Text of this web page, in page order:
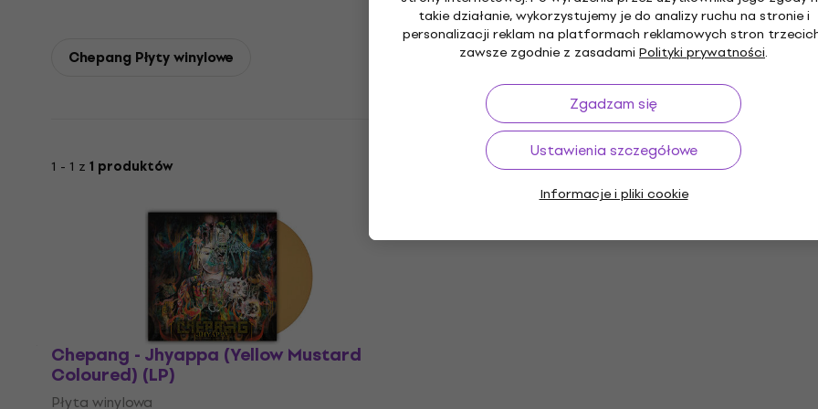
takie działanie, wykorzystujemy je do analizy ruchu na stronie i
personalizacji reklam na platformach reklamowych stron
zawsze zgodnie z zasadami Polityki prywatności.
Zgadzam się
Ustawienia szczegółowe
Informacje i pliki cookie
Chepang Płyty winylowe
1 - 1 z 1 produktów
Chepang - Jhyappa (Yellow Mustard
Coloured) (LP)
Płyta winylowa